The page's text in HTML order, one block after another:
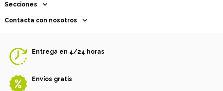
Secciones
Contacta con nosotros
Entrega en 4/24 horas
Envíos gratis